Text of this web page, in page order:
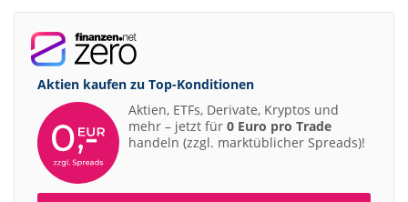
Aktien kaufen zu Top-Konditionen
Aktien, ETFs, Derivate, Kryptos und
mehr – jetzt für 0 Euro pro Trade
handeln (zzgl. marktüblicher Spreads)!